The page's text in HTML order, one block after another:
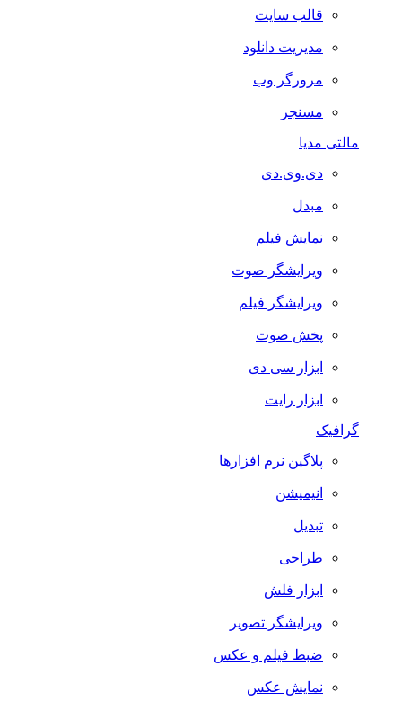
قالب سایت
مدیریت دانلود
مرورگر وب
مسنجر
مالتی مدیا
دی.وی.دی
مبدل
نمایش فیلم
ویرایشگر صوت
ویرایشگر فیلم
پخش صوت
ابزار سی دی
ابزار رایت
گرافیک
پلاگین نرم افزارها
انیمیشن
تبدیل
طراحی
ابزار فلش
ویرایشگر تصویر
ضبط فيلم و عكس
نمایش عکس